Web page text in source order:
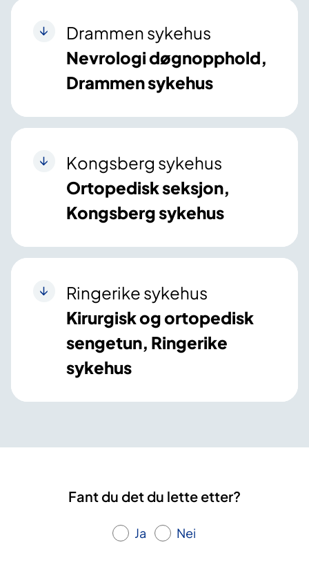
Drammen sykehus
Nevrologi døgnopphold,
Drammen sykehus
Kongsberg sykehus
Ortopedisk seksjon,
Kongsberg sykehus
Ringerike sykehus
Kirurgisk og ortopedisk
sengetun, Ringerike
sykehus
Fant du det du lette etter?
Ja Nei